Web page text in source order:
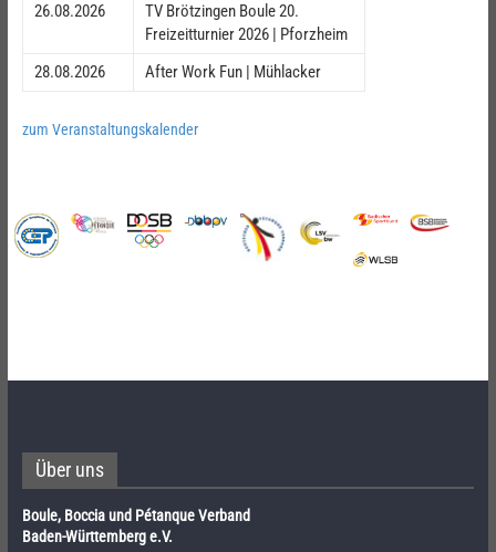
26.08.2026
TV Brötzingen Boule 20.
Freizeitturnier 2026 | Pforzheim
28.08.2026
After Work Fun | Mühlacker
zum Veranstaltungskalender
Über uns
Boule, Boccia und Pétanque Verband
Baden-Württemberg e.V.